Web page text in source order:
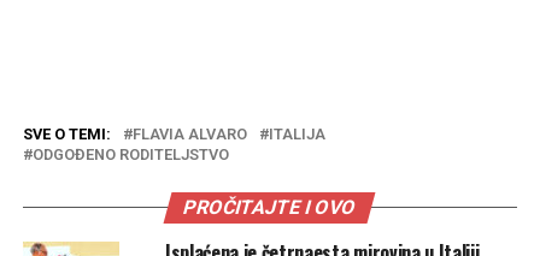
SVE O TEMI: FLAVIA ALVARO
ITALIJA
ODGOĐENO RODITELJSTVO
PROČITAJTE I OVO